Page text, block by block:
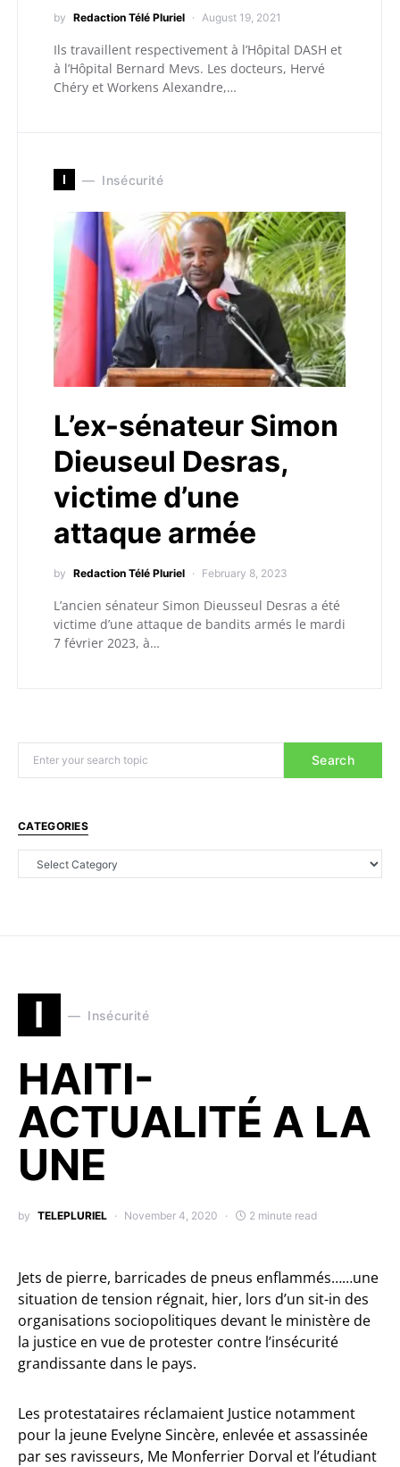
by Redaction Télé Pluriel August 19, 2021
Ils travaillent respectivement à l’Hôpital DASH et
à l’Hôpital Bernard Mevs. Les docteurs, Hervé
Chéry et Workens Alexandre,…
I Insécurité
L’ex-sénateur Simon
Dieuseul Desras,
victime d’une
attaque armée
by Redaction Télé Pluriel February 8, 2023
L’ancien sénateur Simon Dieusseul Desras a été
victime d’une attaque de bandits armés le mardi
7 février 2023, à…
Search
CATEGORIES
I Insécurité
HAITI-
ACTUALITÉ A LA
UNE
by TELEPLURIEL November 4, 2020 2 minute read
Jets de pierre, barricades de pneus enflammés……une
situation de tension régnait, hier, lors d’un sit-in des
organisations sociopolitiques devant le ministère de
la justice en vue de protester contre l’insécurité
grandissante dans le pays.
Les protestataires réclamaient Justice notamment
pour la jeune Evelyne Sincère, enlevée et assassinée
par ses ravisseurs, Me Monferrier Dorval et l’étudiant